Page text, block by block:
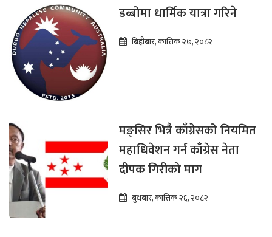
डब्बोमा धार्मिक यात्रा गरिने
बिहीबार, कात्तिक २७, २०८२
मङ्सिर भित्रै काँग्रेसको नियमित
महाधिवेशन गर्न काँग्रेस नेता
दीपक गिरीको माग
बुधबार, कात्तिक २६, २०८२